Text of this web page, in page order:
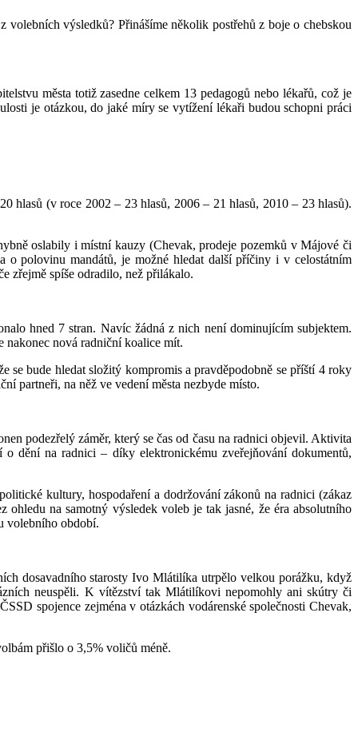
výsledků? Přinášíme několik postřehů z boje o chebskou
města totiž zasedne celkem 13 pedagogů nebo lékařů, což je
je otázkou, do jaké míry se vytížení lékaři budou schopni práci
hlasů (v roce 2002 – 23 hlasů, 2006 – 21 hlasů, 2010 – 23 hlasů).
oslabily i místní kauzy (Chevak, prodeje pozemků v Májové či
o polovinu mandátů, je možné hledat další příčiny i v celostátním
zřejmě spíše odradilo, než přilákalo.
hned 7 stran. Navíc žádná z nich není dominujícím subjektem.
nová radniční koalice mít.
se bude hledat složitý kompromis a pravděpodobně se příští 4 roky
partneři, na něž ve vedení města nezbyde místo.
podezřelý záměr, který se čas od času na radnici objevil. Aktivita
dění na radnici – díky elektronickému zveřejňování dokumentů,
kultury, hospodaření a dodržování zákonů na radnici (zákaz
na samotný výsledek voleb je tak jasné, že éra absolutního
volebního období.
dosavadního starosty Ivo Mlátilíka utrpělo velkou porážku, když
neuspěli. K vítězství tak Mlátilíkovi nepomohly ani skútry či
spojence zejména v otázkách vodárenské společnosti Chevak,
přišlo o 3,5% voličů méně.